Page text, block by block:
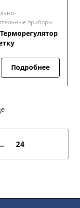
приборы
Подробнее
24